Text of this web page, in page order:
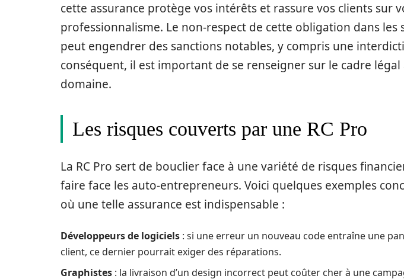
cette assurance protège vos intérêts et rassure vos clients sur
professionnalisme. Le non-respect de cette obligation dans les
peut engendrer des sanctions notables, y compris une
conséquent, il est important de se renseigner sur le cadre
domaine.
Les risques couverts par une RC Pro
La RC Pro sert de bouclier face à une variété de risques
faire face les auto-entrepreneurs. Voici quelques exemples
où une telle assurance est indispensable :
Développeurs de logiciels : si une erreur un nouveau code entraîne une
client, ce dernier pourrait exiger des réparations.
Graphistes : la livraison d’un design incorrect peut coûter cher à une